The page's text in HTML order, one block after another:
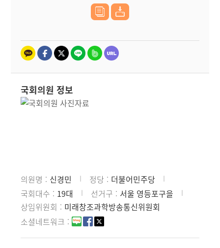
국회의원 정보
의원명 신경민 정당
더불어민주당
국회대수
19대 선거구
서울 영등포구을
상임위원회
미래창조과학방송통신위원회
소셜네트워크